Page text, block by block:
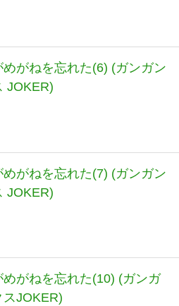
がねを忘れた(6) (ガンガン
JOKER)
がねを忘れた(7) (ガンガン
JOKER)
がねを忘れた(10) (ガンガ
スJOKER)